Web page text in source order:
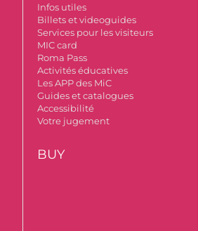
Infos utiles
Billets et videoguides
Services pour les visiteurs
MIC card
Roma Pass
Activités éducatives
Les APP des MiC
Guides et catalogues
Accessibilité
Votre jugement
BUY